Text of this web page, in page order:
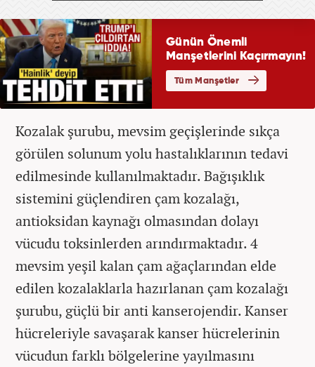
Kozalak şurubu, mevsim geçişlerinde sıkça
görülen solunum yolu hastalıklarının tedavi
edilmesinde kullanılmaktadır. Bağışıklık
sistemini güçlendiren çam kozalağı,
antioksidan kaynağı olmasından dolayı
vücudu toksinlerden arındırmaktadır. 4
mevsim yeşil kalan çam ağaçlarından elde
edilen kozalaklarla hazırlanan çam kozalağı
şurubu, güçlü bir anti kanserojendir. Kanser
hücreleriyle savaşarak kanser hücrelerinin
vücudun farklı bölgelerine yayılmasını